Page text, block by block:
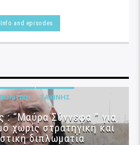
Info and episodes
ΣΑΧΊΝΗΣ
: “Μαύρα Σύννεφα ” για
χωρίς στρατηγική και
διπλωματία